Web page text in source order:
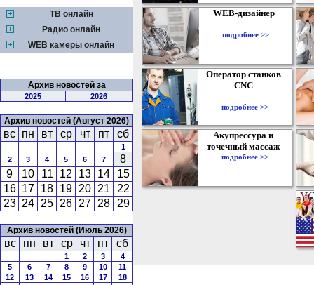
ТВ онлайн
Радио онлайн
WEB камеры онлайн
Архив новостей за
2025 2026
Архив новостей (Август 2026)
вс пн вт ср чт пт сб
1
2
3 4 5 6 7
8
9
10 11 12 13 14
15
16 17 18 19 20 21
22
23 24 25 26 27 28 29
Архив новостей (Июль 2026)
вс пн вт ср чт пт сб
1 2 3
4
5
6 7 8 9 10
11
12
13 14 15 16 17
18
WEB-дизайнер
подробнее >>
Оператор станков
CNC
подробнее >>
Акупрессура и
точечный массаж
подробнее >>